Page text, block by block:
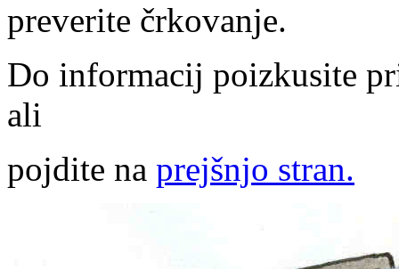
preverite črkovanje.
Do informacij poizkusite
ali
pojdite na prejšnjo stran.